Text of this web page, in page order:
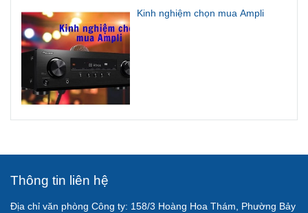
Kinh nghiệm chọn mua Ampli
Thông tin liên hệ
Địa chỉ văn phòng Công ty: 158/3 Hoàng Hoa Thám, Phường Bảy